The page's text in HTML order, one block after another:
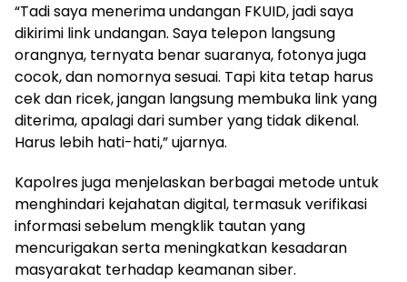
“Tadi saya menerima undangan FKUID, jadi saya
dikirimi link undangan. Saya telepon langsung
orangnya, ternyata benar suaranya, fotonya juga
cocok, dan nomornya sesuai. Tapi kita tetap harus
cek dan ricek, jangan langsung membuka link yang
diterima, apalagi dari sumber yang tidak dikenal.
Harus lebih hati-hati,” ujarnya.
Kapolres juga menjelaskan berbagai metode untuk
menghindari kejahatan digital, termasuk verifikasi
informasi sebelum mengklik tautan yang
mencurigakan serta meningkatkan kesadaran
masyarakat terhadap keamanan siber.